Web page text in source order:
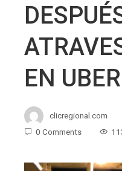
EN UBER
clicregional.com
0 Comments